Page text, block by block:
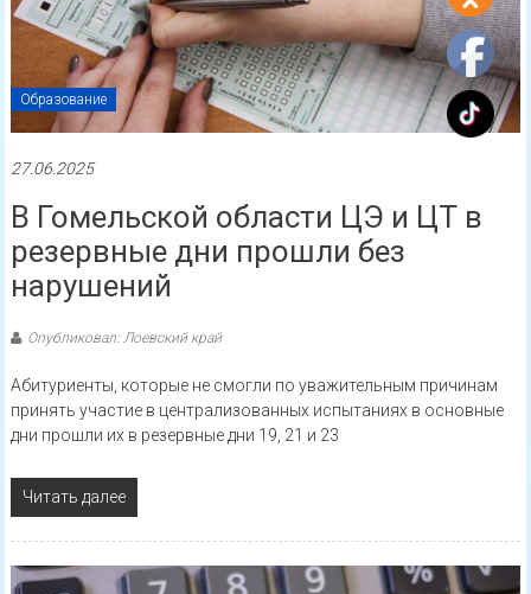
Образование
27.06.2025
В Гомельской области ЦЭ и ЦТ в
резервные дни прошли без
нарушений
Опубликовал: Лоевский край
Абитуриенты, которые не смогли по уважительным причинам
принять участие в централизованных испытаниях в основные
дни прошли их в резервные дни 19, 21 и 23
Читать далее